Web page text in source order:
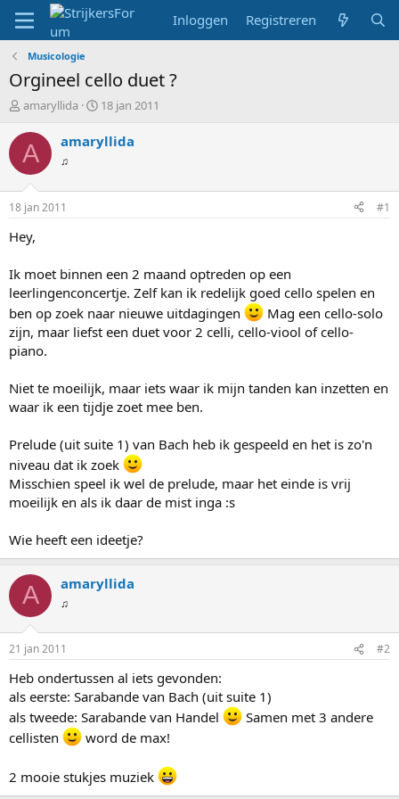
Inloggen Registreren
Musicologie
Orgineel cello duet ?
T
p
i
s
t
a
r
t
r
amaryllida
S
a
r
t
18 jan 2011
A amaryllida
♫
18 jan 2011 #1
Hey,
Ik moet binnen een 2 maand optreden op een
leerlingenconcertje. Zelf kan ik redelijk goed cello spelen en
ben op zoek naar nieuwe uitdagingen
Mag een cello-solo
zijn, maar liefst een duet voor 2 celli, cello-viool of cello-
piano.
Niet te moeilijk, maar iets waar ik mijn tanden kan inzetten en
waar ik een tijdje zoet mee ben.
Prelude (uit suite 1) van Bach heb ik gespeeld en het is zo'n
niveau dat ik zoek
Misschien speel ik wel de prelude, maar het einde is vrij
moeilijk en als ik daar de mist inga :s
Wie heeft een ideetje?
A amaryllida
♫
21 jan 2011 #2
Heb ondertussen al iets gevonden:
als eerste: Sarabande van Bach (uit suite 1)
als tweede: Sarabande van Handel
Samen met 3 andere
cellisten
word de max!
2 mooie stukjes muziek